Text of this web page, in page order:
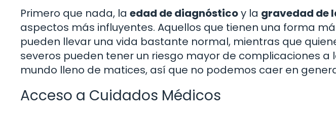
Primero que nada, la edad de diagnósticoy la gravedad de
aspectos más influyentes. Aquellos que tienen una forma
pueden llevar una vida bastante normal, mientras que
severos pueden tener un riesgo mayor de complicaciones a
mundo lleno de matices, así que no podemos caer en
Acceso a Cuidados Médicos